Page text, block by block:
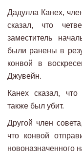
Дадулла Канех,
сказал, что
заместитель
были ранены в
конвой в
Джувейн.
Канех сказал,
также был убит.
Другой член
что конвой
новоназначенного